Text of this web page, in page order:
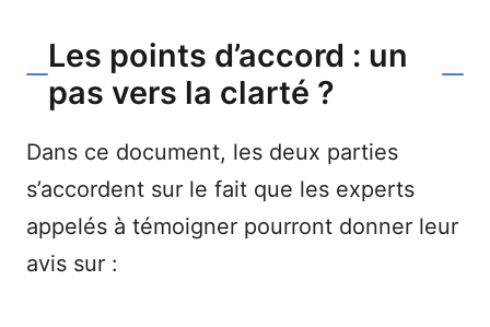
Les points d’accord : un
pas vers la clarté ?
Dans ce document, les deux parties
s’accordent sur le fait que les experts
appelés à témoigner pourront donner leur
avis sur :